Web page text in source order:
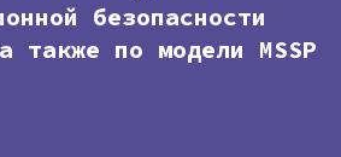
безопасности
также по модели MSSP